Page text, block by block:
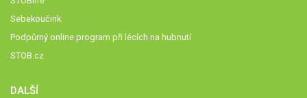
Sebekoučink
Podpůrný online program při lécích na hubnutí
STOB.cz
DALŠÍ